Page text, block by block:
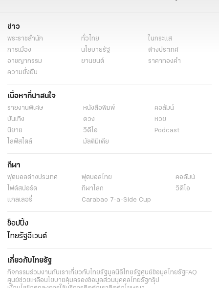
ข่าว
พระราชสำนัก ทั่วไทย
ในกระแส
การเมือง
นโยบายรัฐ
ต่างประเทศ
อาชญากรรม
ยานยนต์
ราคาทองคำ
ความยั่งยืน
เนื้อหาที่น่าสนใจ
รายงานพิเศษ หนังสือพิมพ์
คอลัมน์
บันเทิง
ดวง
หวย
นิยาย
วิดีโอ
Podcast
ไลฟ์สไตล์
มัลติมีเดีย
กีฬา
ฟุตบอลต่่างประเทศ ฟุตบอลไทย
คอลัมน์
ไฟต์สปอร์ต
กีฬาโลก
วิดีโอ
แกลเลอรี่
Carabao 7-a-Side Cup
ช็อปปิ้ง
ไทยรัฐอีเวนต์
เกี่ยวกับไทยรัฐ
กิจกรรมร่วมงานกับเราเกี่ยวกับไทยรัฐมูลนิธิไทยรัฐศูนย์ข้อมูลไทยรัฐFAQ
ศูนย์ช่วยเหลือนโยบายคุ้มครองข้อมูลส่วนบุคคลไทยรัฐกรุ๊ป